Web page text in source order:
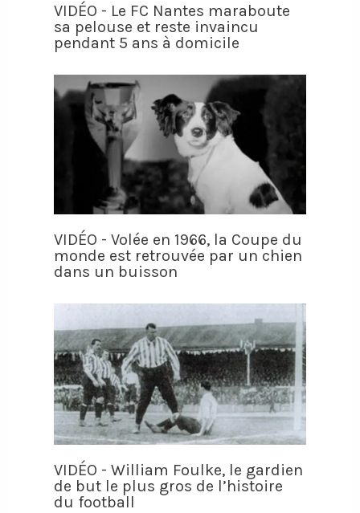
VIDÉO - Le FC Nantes maraboute
sa pelouse et reste invaincu
pendant 5 ans à domicile
VIDÉO - Volée en 1966, la Coupe du
monde est retrouvée par un chien
dans un buisson
VIDÉO - William Foulke, le gardien
de but le plus gros de l’histoire
du football